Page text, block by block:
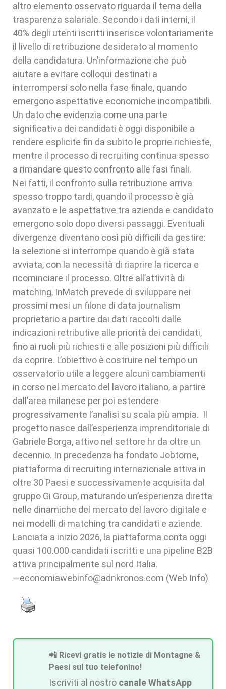
altro elemento osservato riguarda il tema della
trasparenza salariale. Secondo i dati interni, il
40% degli utenti iscritti inserisce volontariamente
il livello di retribuzione desiderato al momento
della candidatura. Un’informazione che può
aiutare a evitare colloqui destinati a
interrompersi solo nella fase finale, quando
emergono aspettative economiche incompatibili.
Un dato che evidenzia come una parte
significativa dei candidati è oggi disponibile a
rendere esplicite fin da subito le proprie richieste,
mentre il processo di recruiting continua spesso
a rimandare questo confronto alle fasi finali.
Nei fatti, il confronto sulla retribuzione arriva
spesso troppo tardi, quando il processo è già
avanzato e le aspettative tra azienda e candidato
emergono solo dopo diversi passaggi. Eventuali
divergenze diventano così più difficili da gestire:
la selezione si interrompe quando è già stata
avviata, con la necessità di riaprire la ricerca e
ricominciare il processo. Oltre all’attività di
matching, InMatch prevede di sviluppare nei
prossimi mesi un filone di data journalism
proprietario a partire dai dati raccolti dalle
indicazioni retributive alle priorità dei candidati,
fino ai ruoli più richiesti e alle posizioni più difficili
da coprire. L’obiettivo è costruire nel tempo un
osservatorio utile a leggere alcuni cambiamenti
in corso nel mercato del lavoro italiano, a partire
dall’area milanese per poi estendere
progressivamente l’analisi su scala più ampia. Il
progetto nasce dall’esperienza imprenditoriale di
Gabriele Borga, attivo nel settore hr da oltre un
decennio. In precedenza ha fondato Jobtome,
piattaforma di recruiting internazionale attiva in
oltre 30 Paesi e successivamente acquisita dal
gruppo Gi Group, maturando un’esperienza diretta
nelle dinamiche del mercato del lavoro digitale e
nei modelli di matching tra candidati e aziende.
Lanciata a inizio 2026, la piattaforma conta oggi
quasi 100.000 candidati iscritti e una pipeline B2B
attiva principalmente sul nord Italia.
—economiawebinfo@adnkronos.com (Web Info)
📲 Ricevi gratis le notizie di Montagne &
Paesi sul tuo telefonino!
Iscriviti al nostro canale WhatsApp